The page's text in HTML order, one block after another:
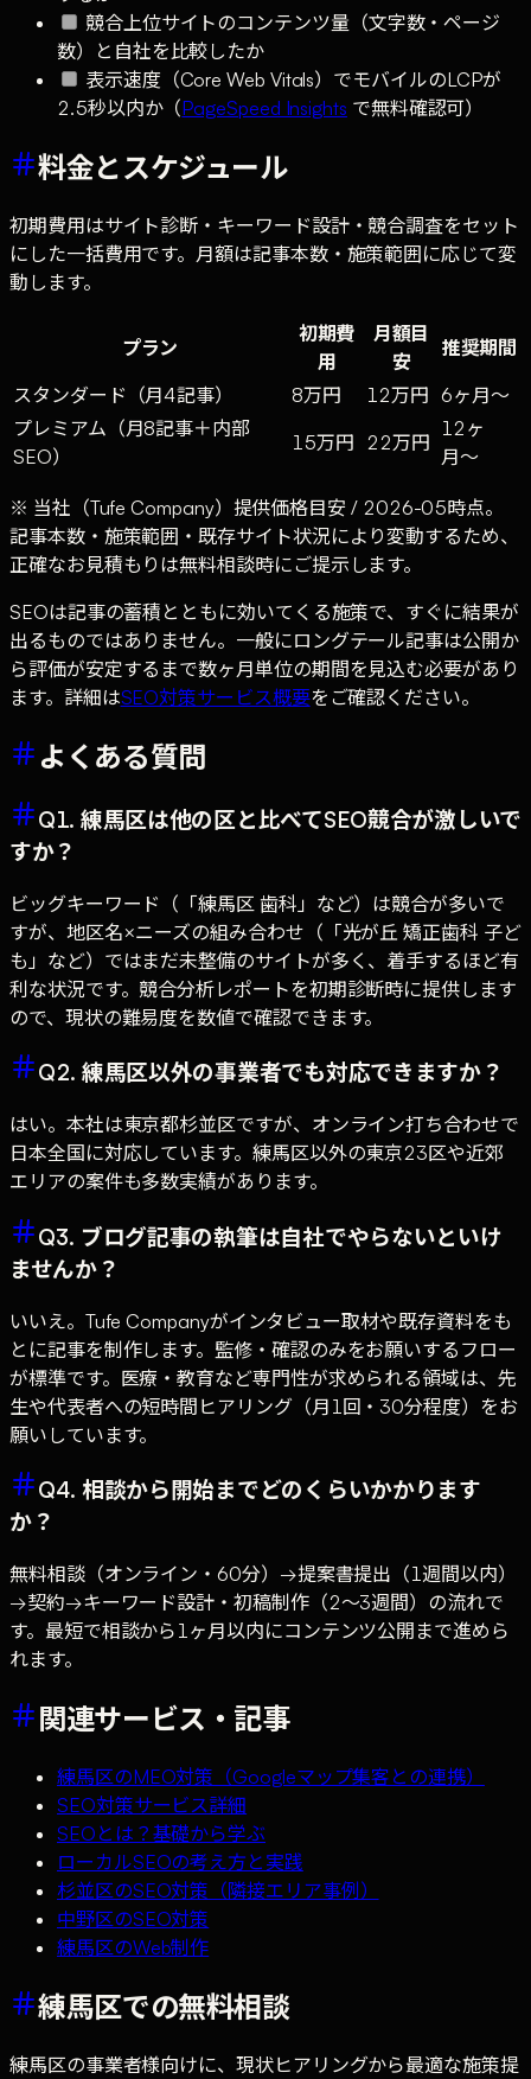
競合上位サイトのコンテンツ量（文字数・ページ
数）と自社を比較したか
表示速度（Core Web Vitals）でモバイルのLCPが
2.5秒以内か（PageSpeed Insights で無料確認可）
料金とスケジュール
初期費用はサイト診断・キーワード設計・競合調査をセット
にした一括費用です。月額は記事本数・施策範囲に応じて変
動します。
プラン
初期費
用
月額目
安
推奨期間
スタンダード（月4記事）
8万円 12万円 6ヶ月〜
プレミアム（月8記事＋内部
SEO）
15万円 22万円
12ヶ
月〜
※ 当社（Tufe Company）提供価格目安 / 2026-05時点。
記事本数・施策範囲・既存サイト状況により変動するため、
正確なお見積もりは無料相談時にご提示します。
SEOは記事の蓄積とともに効いてくる施策で、すぐに結果が
出るものではありません。一般にロングテール記事は公開か
ら評価が安定するまで数ヶ月単位の期間を見込む必要があり
ます。詳細はSEO対策サービス概要をご確認ください。
よくある質問
Q1. 練馬区は他の区と比べてSEO競合が激しいで
すか？
ビッグキーワード（「練馬区 歯科」など）は競合が多いで
すが、地区名×ニーズの組み合わせ（「光が丘 矯正歯科 子ど
も」など）ではまだ未整備のサイトが多く、着手するほど有
利な状況です。競合分析レポートを初期診断時に提供します
ので、現状の難易度を数値で確認できます。
Q2. 練馬区以外の事業者でも対応できますか？
はい。本社は東京都杉並区ですが、オンライン打ち合わせで
日本全国に対応しています。練馬区以外の東京23区や近郊
エリアの案件も多数実績があります。
Q3. ブログ記事の執筆は自社でやらないといけ
ませんか？
いいえ。Tufe Companyがインタビュー取材や既存資料をも
とに記事を制作します。監修・確認のみをお願いするフロー
が標準です。医療・教育など専門性が求められる領域は、先
生や代表者への短時間ヒアリング（月1回・30分程度）をお
願いしています。
Q4. 相談から開始までどのくらいかかります
か？
無料相談（オンライン・60分）→提案書提出（1週間以内）
→契約→キーワード設計・初稿制作（2〜3週間）の流れで
す。最短で相談から1ヶ月以内にコンテンツ公開まで進めら
れます。
関連サービス・記事
練馬区のMEO対策（Googleマップ集客との連携）
SEO対策サービス詳細
SEOとは？基礎から学ぶ
ローカルSEOの考え方と実践
杉並区のSEO対策（隣接エリア事例）
中野区のSEO対策
練馬区のWeb制作
練馬区での無料相談
練馬区の事業者様向けに、現状ヒアリングから最適な施策提